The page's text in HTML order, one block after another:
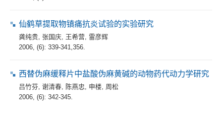
仙鹤草提取物镇痛抗炎试验的实验研究
龚纯贵 张国庆 王希营 雷彦辉
2006, (6): 339-341,356.
西替伪麻缓释片中盐酸伪麻黄碱的动物药代动力学研究
吕竹芬 谢清春 陈燕忠 申楼 周松
2006, (6): 342-345.